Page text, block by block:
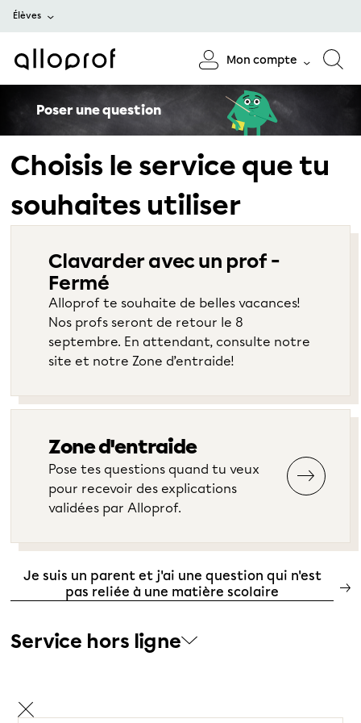
Élèves
Mon compte
Poser une question
Choisis le service que tu
souhaites utiliser
Clavarder avec un prof -
Fermé
Alloprof te souhaite de belles vacances!
Nos profs seront de retour le 8
septembre. En attendant, consulte notre
site et notre Zone d’entraide!
Zone d'entraide
Pose tes questions quand tu veux
pour recevoir des explications
validées par Alloprof.
Je suis un parent et j'ai une question qui n'est
pas reliée à une matière scolaire
Service hors ligne